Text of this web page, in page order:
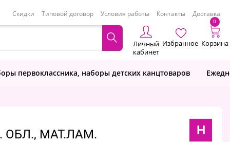
Скидки Типовой договор Условия работы Контакты Доставка
Личный
кабинет
Избранное
0
Корзина
первоклассника, наборы детских канцтоваров
ОБЛ., МАТ.ЛАМ. H